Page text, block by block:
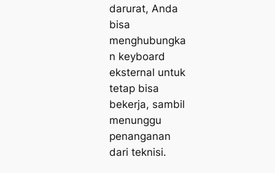
darurat, Anda
bisa
menghubungka
n keyboard
eksternal untuk
tetap bisa
bekerja, sambil
menunggu
penanganan
dari teknisi.